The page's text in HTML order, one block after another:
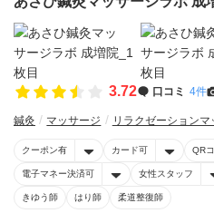
3.72 口コミ 4件
鍼灸 マッサージ リラクゼーションマ
クーポン有 カード可 QR
電子マネー決済可 女性スタッフ
きゆう師 はり師 柔道整復師